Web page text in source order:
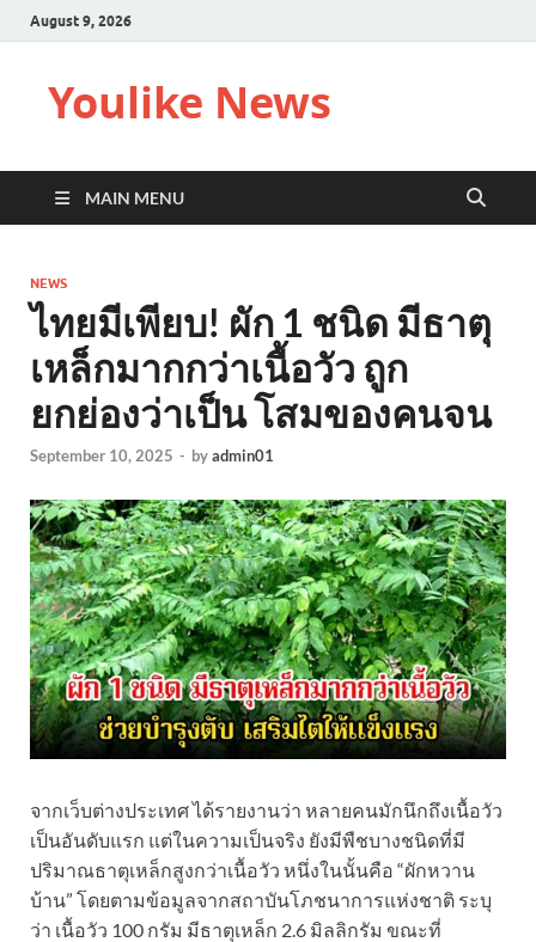
August 9, 2026
Youlike News
MAIN MENU
NEWS
ไทยมีเพียบ! ผัก 1 ชนิด มีธาตุ
เหล็กมากกว่าเนื้อวัว ถูก
ยกย่องว่าเป็น โสมของคนจน
September 10, 2025 - byadmin01
จากเว็บต่างประเทศ ได้รายงานว่า หลายคนมักนึกถึงเนื้อวัว
เป็นอันดับแรก แต่ในความเป็นจริง ยังมีพืชบางชนิดที่มี
ปริมาณธาตุเหล็กสูงกว่าเนื้อวัว หนึ่งในนั้นคือ “ผักหวาน
บ้าน” โดยตามข้อมูลจากสถาบันโภชนาการแห่งชาติ ระบุ
ว่า เนื้อวัว 100 กรัม มีธาตุเหล็ก 2.6 มิลลิกรัม ขณะที่